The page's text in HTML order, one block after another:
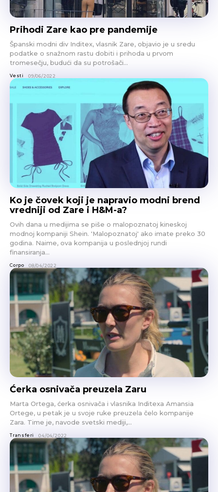
Prihodi Zare kao pre pandemije
Španski modni div Inditex, vlasnik Zare, objavio je u sredu
podatke o snažnom rastu dobiti i prihoda u prvom
tromesečju, budući da su potrošači...
Vesti 09/06/2022
Ko je čovek koji je napravio modni brend
vredniji od Zare i H&M-a?
Ovih dana u medijima se piše o malopoznatoj kineskoj
modnoj kompaniji Shein. 'Malopoznatoj' ako imate preko 30
godina. Naime, ova kompanija u poslednjoj rundi
finansiranja...
Corpo 08/04/2022
Ćerka osnivača preuzela Zaru
Marta Ortega, ćerka osnivača i vlasnika Inditexa Amansia
Ortege, u petak je u svoje ruke preuzela čelo kompanije
Zara. Time je, navode svetski mediji,...
Transferi 04/04/2022